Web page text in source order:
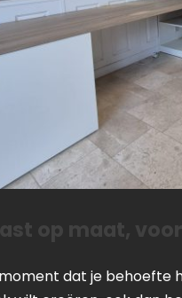
op maat,
dat je behoefte